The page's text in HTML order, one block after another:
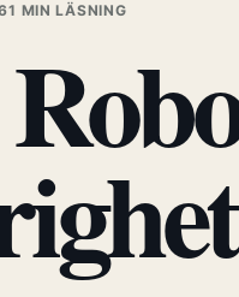
1 MIN LÄSNING